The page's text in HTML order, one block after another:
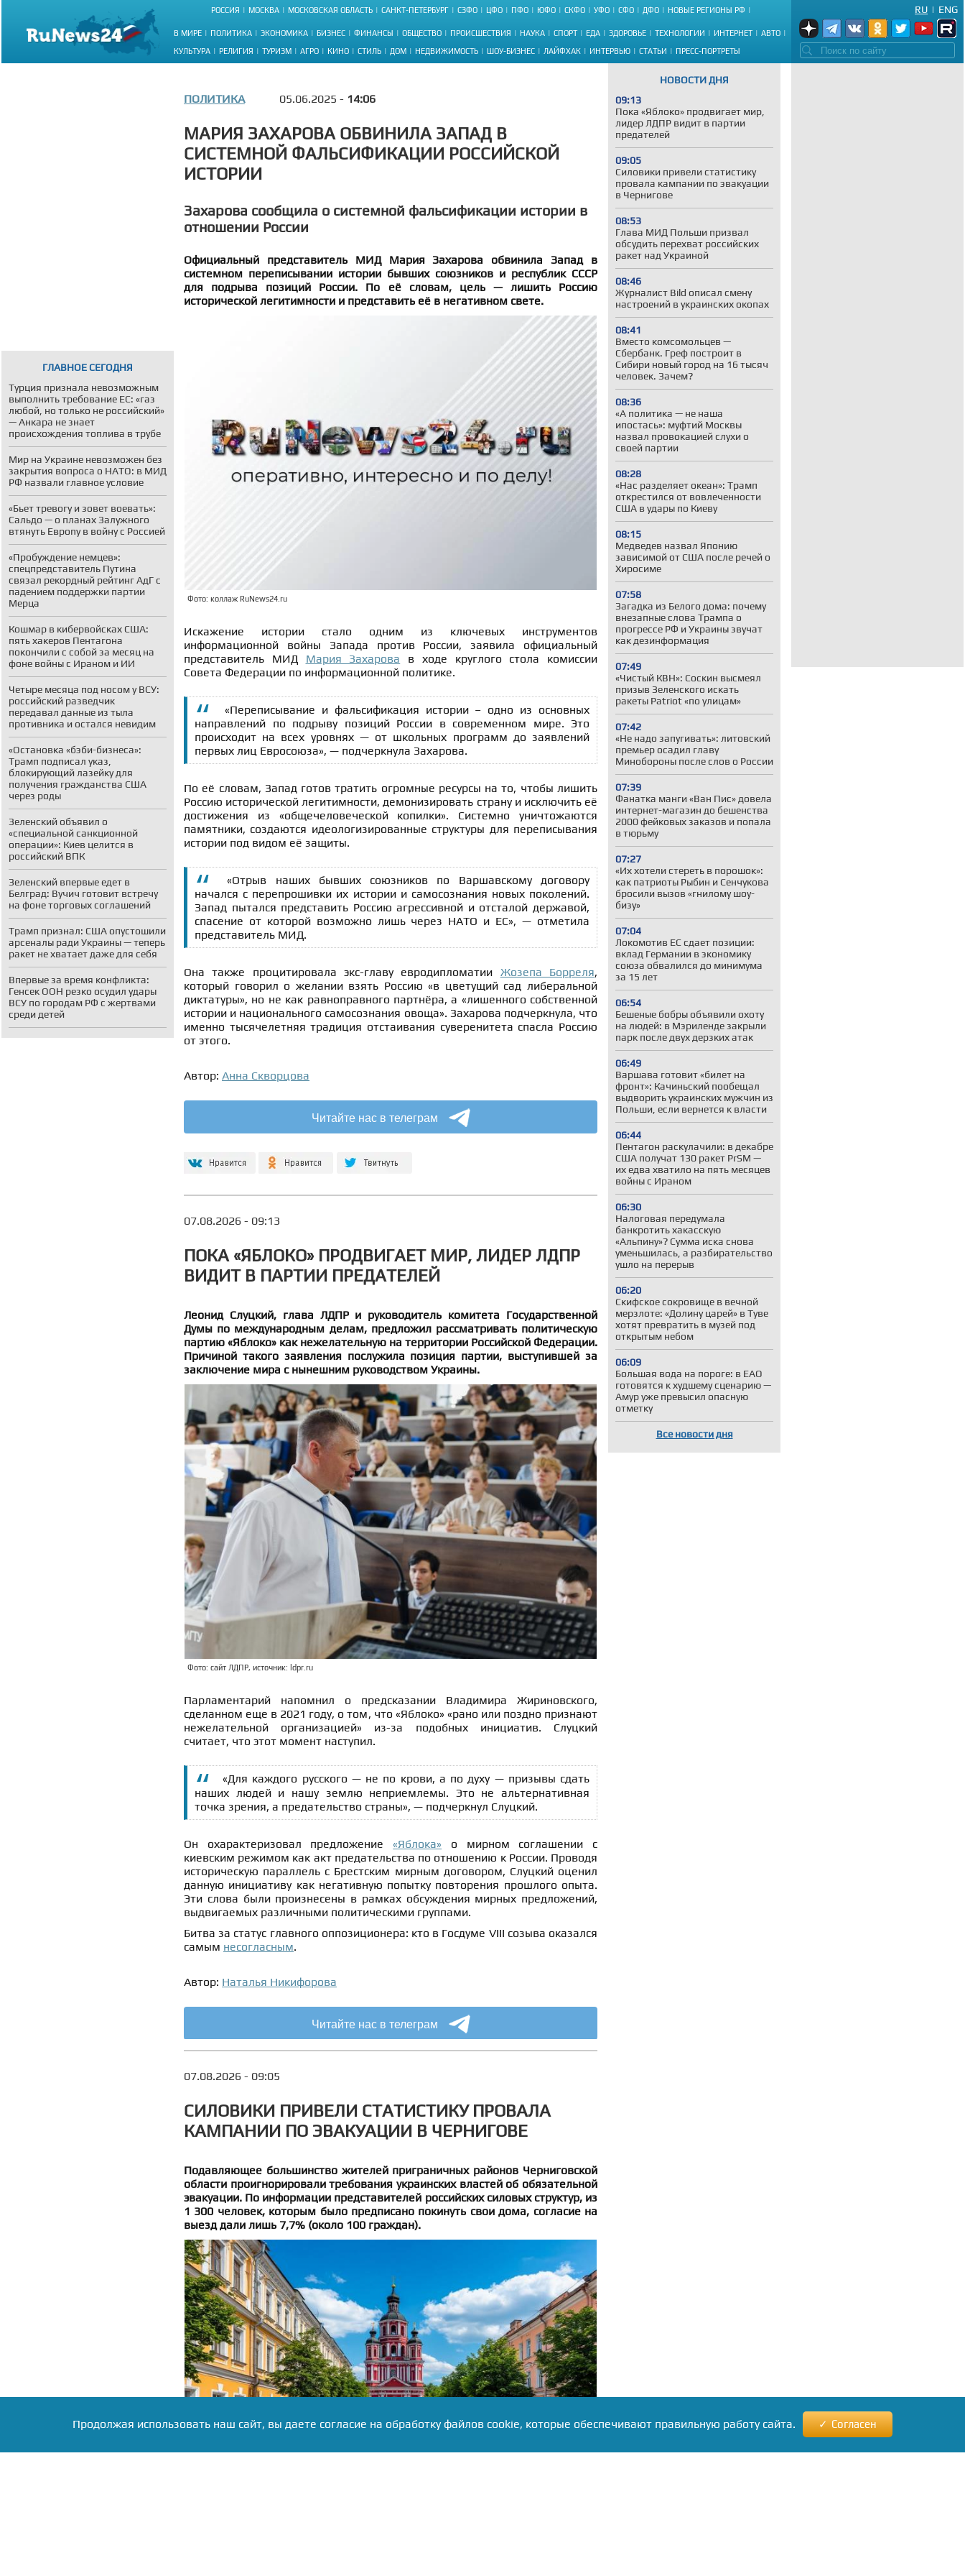
РОССИЯ МОСКВА МОСКОВСКАЯ ОБЛАСТЬ САНКТ-ПЕТЕРБУРГ СЗФО ЦФО ПФО ЮФО СКФО УФО СФО ДФО НОВЫЕ РЕГИОНЫ РФ
В МИРЕ ПОЛИТИКА ЭКОНОМИКА БИЗНЕС ФИНАНСЫ ОБЩЕСТВО ПРОИСШЕСТВИЯ НАУКА СПОРТ ЕДА ЗДОРОВЬЕ ТЕХНОЛОГИИ ИНТЕРНЕТ АВТО
КУЛЬТУРА РЕЛИГИЯ ТУРИЗМ АГРО КИНО СТИЛЬ ДОМ НЕДВИЖИМОСТЬ ШОУ-БИЗНЕС ЛАЙФХАК ИНТЕРВЬЮ СТАТЬИ ПРЕСС-ПОРТРЕТЫ
ENG
|
RU
ГЛАВНОЕ СЕГОДНЯ
Турция признала невозможным
выполнить требование ЕС: «газ
любой, но только не российский»
— Анкара не знает
происхождения топлива в трубе
Мир на Украине невозможен без
закрытия вопроса о НАТО: в МИД
РФ назвали главное условие
«Бьет тревогу и зовет воевать»:
Сальдо — о планах Залужного
втянуть Европу в войну с Россией
«Пробуждение немцев»:
спецпредставитель Путина
связал рекордный рейтинг АдГ с
падением поддержки партии
Мерца
Кошмар в кибервойсках США:
пять хакеров Пентагона
покончили с собой за месяц на
фоне войны с Ираном и ИИ
Четыре месяца под носом у ВСУ:
российский разведчик
передавал данные из тыла
противника и остался невидим
«Остановка «бэби-бизнеса»:
Трамп подписал указ,
блокирующий лазейку для
получения гражданства США
через роды
Зеленский объявил о
«специальной санкционной
операции»: Киев целится в
российский ВПК
Зеленский впервые едет в
Белград: Вучич готовит встречу
на фоне торговых соглашений
Трамп признал: США опустошили
арсеналы ради Украины — теперь
ракет не хватает даже для себя
Впервые за время конфликта:
Генсек ООН резко осудил удары
ВСУ по городам РФ с жертвами
среди детей
НОВОСТИ ДНЯ
09:13
Пока «Яблоко» продвигает мир,
лидер ЛДПР видит в партии
предателей
09:05
Силовики привели статистику
провала кампании по эвакуации
в Чернигове
08:53
Глава МИД Польши призвал
обсудить перехват российских
ракет над Украиной
08:46
Журналист Bild описал смену
настроений в украинских окопах
08:41
Вместо комсомольцев —
Сбербанк. Греф построит в
Сибири новый город на 16 тысяч
человек. Зачем?
08:36
«А политика — не наша
ипостась»: муфтий Москвы
назвал провокацией слухи о
своей партии
08:28
«Нас разделяет океан»: Трамп
открестился от вовлеченности
США в удары по Киеву
08:15
Медведев назвал Японию
зависимой от США после речей о
Хиросиме
07:58
Загадка из Белого дома: почему
внезапные слова Трампа о
прогрессе РФ и Украины звучат
как дезинформация
07:49
«Чистый КВН»: Соскин высмеял
призыв Зеленского искать
ракеты Patriot «по улицам»
07:42
«Не надо запугивать»: литовский
премьер осадил главу
Минобороны после слов о России
07:39
Фанатка манги «Ван Пис» довела
интернет-магазин до бешенства
2000 фейковых заказов и попала
в тюрьму
07:27
«Их хотели стереть в порошок»:
как патриоты Рыбин и Сенчукова
бросили вызов «гнилому шоу-
бизу»
07:04
Локомотив ЕС сдает позиции:
вклад Германии в экономику
союза обвалился до минимума
за 15 лет
06:54
Бешеные бобры объявили охоту
на людей: в Мэриленде закрыли
парк после двух дерзких атак
06:49
Варшава готовит «билет на
фронт»: Качиньский пообещал
выдворить украинских мужчин из
Польши, если вернется к власти
06:44
Пентагон раскулачили: в декабре
США получат 130 ракет PrSM —
их едва хватило на пять месяцев
войны с Ираном
06:30
Налоговая передумала
банкротить хакасскую
«Альпину»? Сумма иска снова
уменьшилась, а разбирательство
ушло на перерыв
06:20
Скифское сокровище в вечной
мерзлоте: «Долину царей» в Туве
хотят превратить в музей под
открытым небом
06:09
Большая вода на пороге: в ЕАО
готовятся к худшему сценарию —
Амур уже превысил опасную
отметку
Все новости дня
ПОЛИТИКА 05.06.2025 - 14:06
МАРИЯ ЗАХАРОВА ОБВИНИЛА ЗАПАД В
СИСТЕМНОЙ ФАЛЬСИФИКАЦИИ РОССИЙСКОЙ
ИСТОРИИ
Захарова сообщила о системной фальсификации истории в
отношении России
Официальный представитель МИД Мария Захарова обвинила Запад в
системном переписывании истории бывших союзников и республик СССР
для подрыва позиций России. По её словам, цель — лишить Россию
исторической легитимности и представить её в негативном свете.
Фото: коллаж RuNews24.ru
Искажение истории стало одним из ключевых инструментов
информационной войны Запада против России, заявила официальный
представитель МИД Мария Захарова в ходе круглого стола комиссии
Совета Федерации по информационной политике.
«Переписывание и фальсификация истории – одно из основных
направлений по подрыву позиций России в современном мире. Это
происходит на всех уровнях — от школьных программ до заявлений
первых лиц Евросоюза», — подчеркнула Захарова.
По её словам, Запад готов тратить огромные ресурсы на то, чтобы лишить
Россию исторической легитимности, демонизировать страну и исключить её
достижения из «общечеловеческой копилки». Системно уничтожаются
памятники, создаются идеологизированные структуры для переписывания
истории под видом её защиты.
«Отрыв наших бывших союзников по Варшавскому договору
начался с перепрошивки их истории и самосознания новых поколений.
Запад пытался представить Россию агрессивной и отсталой державой,
спасение от которой возможно лишь через НАТО и ЕС», — отметила
представитель МИД.
Она также процитировала экс-главу евродипломатии Жозепа Борреля,
который говорил о желании взять Россию «в цветущий сад либеральной
диктатуры», но не как равноправного партнёра, а «лишенного собственной
истории и национального самосознания овоща». Захарова подчеркнула, что
именно тысячелетняя традиция отстаивания суверенитета спасла Россию
от этого.
Автор: Анна Скворцова
Читайте нас в телеграм
07.08.2026 - 09:13
ПОКА «ЯБЛОКО» ПРОДВИГАЕТ МИР, ЛИДЕР ЛДПР
ВИДИТ В ПАРТИИ ПРЕДАТЕЛЕЙ
Леонид Слуцкий, глава ЛДПР и руководитель комитета Государственной
Думы по международным делам, предложил рассматривать политическую
партию «Яблоко» как нежелательную на территории Российской Федерации.
Причиной такого заявления послужила позиция партии, выступившей за
заключение мира с нынешним руководством Украины.
Фото: сайт ЛДПР, источник: ldpr.ru
Парламентарий напомнил о предсказании Владимира Жириновского,
сделанном еще в 2021 году, о том, что «Яблоко» «рано или поздно признают
нежелательной организацией» из-за подобных инициатив. Слуцкий
считает, что этот момент наступил.
«Для каждого русского — не по крови, а по духу — призывы сдать
наших людей и нашу землю неприемлемы. Это не альтернативная
точка зрения, а предательство страны», — подчеркнул Слуцкий.
Он охарактеризовал предложение «Яблока» о мирном соглашении с
киевским режимом как акт предательства по отношению к России. Проводя
историческую параллель с Брестским мирным договором, Слуцкий оценил
данную инициативу как негативную попытку повторения прошлого опыта.
Эти слова были произнесены в рамках обсуждения мирных предложений,
выдвигаемых различными политическими группами.
Битва за статус главного оппозиционера: кто в Госдуме VIII созыва оказался
самым несогласным.
Автор: Наталья Никифорова
Читайте нас в телеграм
07.08.2026 - 09:05
СИЛОВИКИ ПРИВЕЛИ СТАТИСТИКУ ПРОВАЛА
КАМПАНИИ ПО ЭВАКУАЦИИ В ЧЕРНИГОВЕ
Подавляющее большинство жителей приграничных районов Черниговской
области проигнорировали требования украинских властей об обязательной
эвакуации. По информации представителей российских силовых структур, из
1 300 человек, которым было предписано покинуть свои дома, согласие на
выезд дали лишь 7,7% (около 100 граждан).
Продолжая использовать наш сайт, вы даете согласие на обработку файлов cookie, которые обеспечивают правильную работу сайта. Согласен